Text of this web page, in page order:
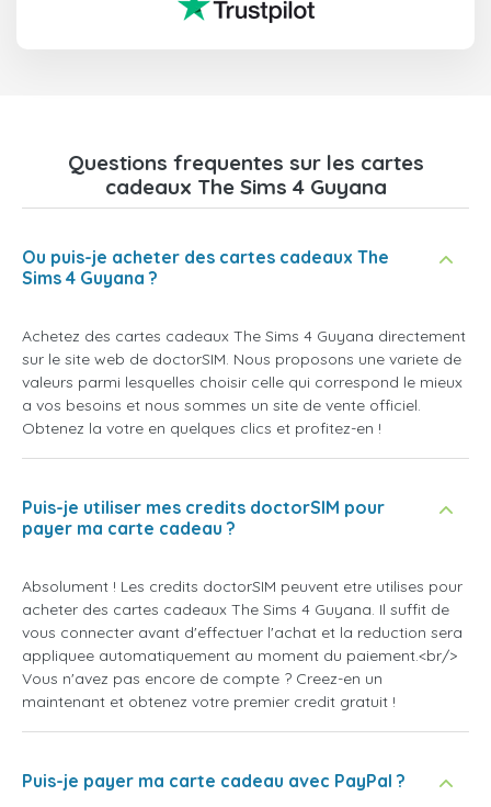
Questions frequentes sur les cartes
cadeaux The Sims 4 Guyana
Ou puis-je acheter des cartes cadeaux The
Sims 4 Guyana ?
Achetez des cartes cadeaux The Sims 4 Guyana directement
sur le site web de doctorSIM. Nous proposons une variete de
valeurs parmi lesquelles choisir celle qui correspond le mieux
a vos besoins et nous sommes un site de vente officiel.
Obtenez la votre en quelques clics et profitez-en !
Puis-je utiliser mes credits doctorSIM pour
payer ma carte cadeau ?
Absolument ! Les credits doctorSIM peuvent etre utilises pour
acheter des cartes cadeaux The Sims 4 Guyana. Il suffit de
vous connecter avant d'effectuer l'achat et la reduction sera
appliquee automatiquement au moment du paiement.<br/>
Vous n'avez pas encore de compte ? Creez-en un
maintenant et obtenez votre premier credit gratuit !
Puis-je payer ma carte cadeau avec PayPal ?